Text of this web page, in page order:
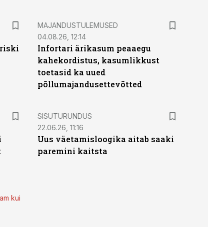
MAJANDUSTULEMUSED
04.08.26, 12:14
Infortari ärikasum peaaegu
kahekordistus, kasumlikkust
toetasid ka uued
põllumajandusettevõtted
kui
ST
SISUTURUNDUS
22.06.26, 11:16
Uus väetamisloogika aitab saaki
paremini kaitsta